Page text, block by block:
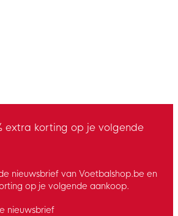
extra korting op je volgende
nieuwsbrief van Voetbalshop.be en
op je volgende aankoop.
nieuwsbrief